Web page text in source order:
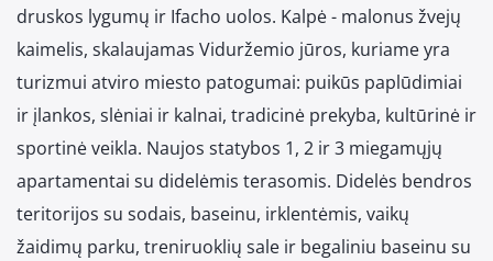
druskos lygumų ir Ifacho uolos. Kalpė - malonus žvejų
kaimelis, skalaujamas Viduržemio jūros, kuriame yra
turizmui atviro miesto patogumai: puikūs paplūdimiai
ir įlankos, slėniai ir kalnai, tradicinė prekyba, kultūrinė ir
sportinė veikla. Naujos statybos 1, 2 ir 3 miegamųjų
apartamentai su didelėmis terasomis. Didelės bendros
teritorijos su sodais, baseinu, irklentėmis, vaikų
žaidimų parku, treniruoklių sale ir begaliniu baseinu su